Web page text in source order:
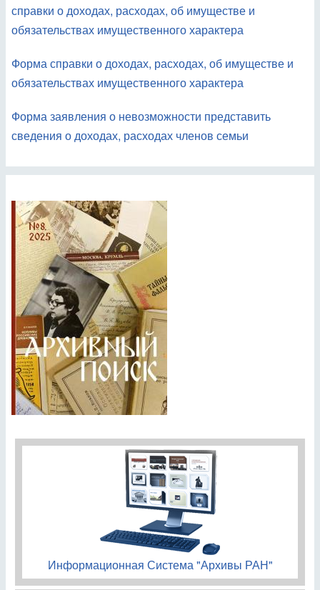
справки о доходах, расходах, об имуществе и
обязательствах имущественного характера
Форма справки о доходах, расходах, об имуществе и
обязательствах имущественного характера
Форма заявления о невозможности представить
сведения о доходах, расходах членов семьи
Информационная Система "Архивы РАН"